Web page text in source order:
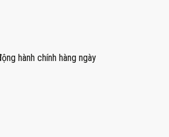
hành chính hàng ngày